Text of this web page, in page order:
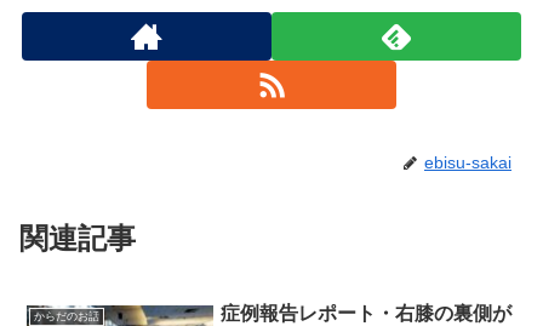
ebisu-sakai
関連記事
からだのお話
症例報告レポート・右膝の裏側が